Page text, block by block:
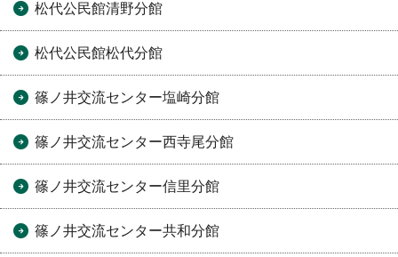
松代公民館清野分館
松代公民館松代分館
篠ノ井交流センター塩崎分館
篠ノ井交流センター西寺尾分館
篠ノ井交流センター信里分館
篠ノ井交流センター共和分館